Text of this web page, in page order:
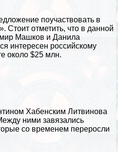
поучаствовать в
отметить, что в данной
Машков и Данила
интересен российскому
около $25 млн.
Хабенским Литвинова
ними завязались
со временем переросли